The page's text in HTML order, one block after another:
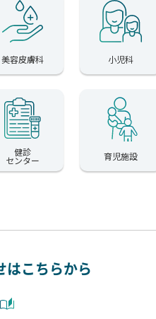
美容皮膚科 小児科
健診
センター 育児施設
はこちらから